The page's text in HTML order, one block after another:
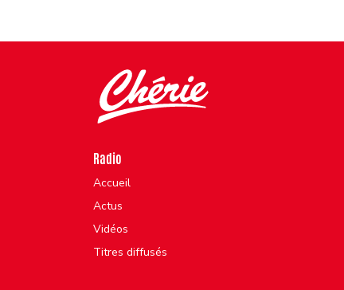
Radio
Accueil
Actus
Vidéos
Titres diffusés